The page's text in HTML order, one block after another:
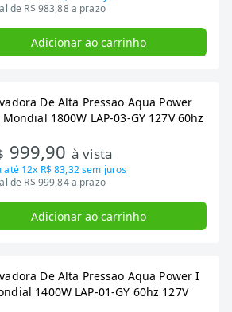
de R$ 983,88 a prazo
Adicionar ao carrinho
De Alta Pressao Aqua Power
1800W LAP-03-GY 127V 60hz
999,90 à vista
até 12x R$ 83,32sem juros
de R$ 999,84 a prazo
Adicionar ao carrinho
De Alta Pressao Aqua Power I
1400W LAP-01-GY 60hz 127V